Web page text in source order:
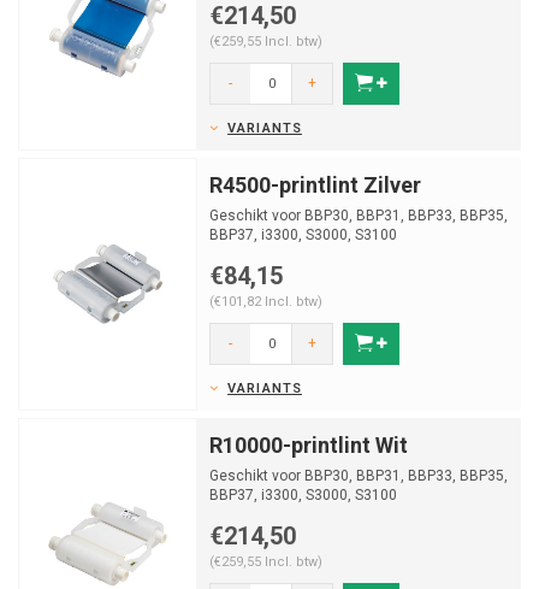
€214,50
(€259,55 Incl. btw)
- +
VARIANTS
R4500-printlint Zilver
Geschikt voor BBP30, BBP31, BBP33, BBP35,
BBP37, i3300, S3000, S3100
€84,15
(€101,82 Incl. btw)
- +
VARIANTS
R10000-printlint Wit
Geschikt voor BBP30, BBP31, BBP33, BBP35,
BBP37, i3300, S3000, S3100
€214,50
(€259,55 Incl. btw)